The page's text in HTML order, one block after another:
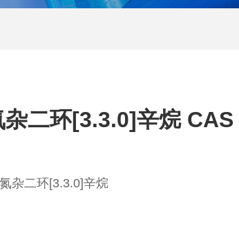
二环[3.3.0]辛烷
杂二环[3.3.0]辛烷